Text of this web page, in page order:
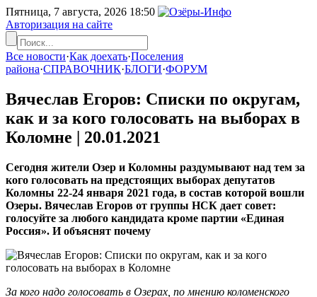
Пятница, 7 августа, 2026 18:50
Авторизация на сайте
Все новости·Как доехать·Поселения
района·СПРАВОЧНИК·БЛОГИ·ФОРУМ
Вячеслав Егоров: Списки по округам,
как и за кого голосовать на выборах в
Коломне | 20.01.2021
Сегодня жители Озер и Коломны раздумывают над тем за
кого голосовать на предстоящих выборах депутатов
Коломны 22-24 января 2021 года, в состав которой вошли
Озеры. Вячеслав Егоров от группы НСК дает совет:
голосуйте за любого кандидата кроме партии «Единая
Россия». И объяснят почему
За кого надо голосовать в Озерах, по мнению коломенского